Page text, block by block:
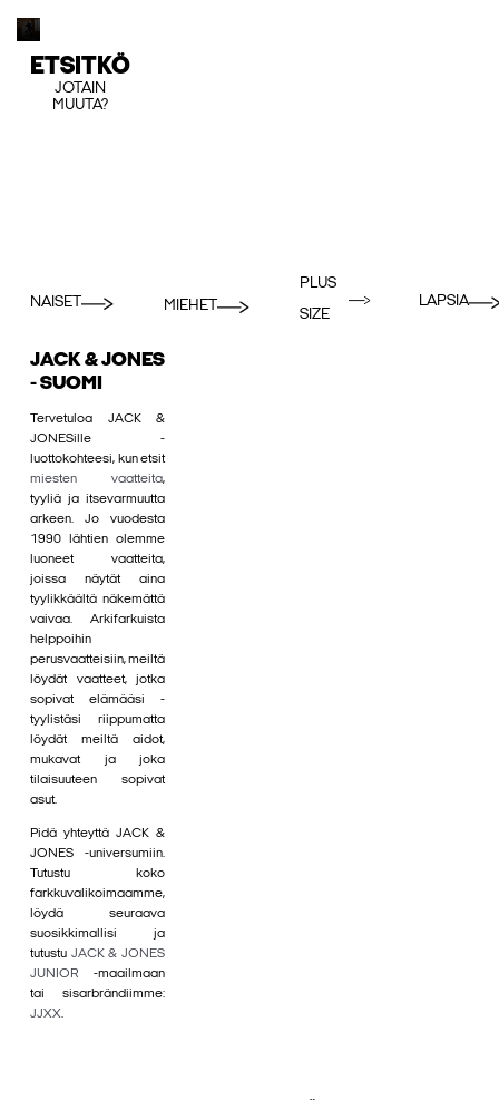
ETSITKÖ
JOTAIN
MUUTA?
NAISET MIEHET
PLUS
SIZE
LAPSIA
JACK & JONES
- SUOMI
Tervetuloa JACK &
JONESille -
luottokohteesi, kun etsit
miesten vaatteita,
tyyliä ja itsevarmuutta
arkeen. Jo vuodesta
1990 lähtien olemme
luoneet vaatteita,
joissa näytät aina
tyylikkäältä näkemättä
vaivaa. Arkifarkuista
helppoihin
perusvaatteisiin, meiltä
löydät vaatteet, jotka
sopivat elämääsi -
tyylistäsi riippumatta
löydät meiltä aidot,
mukavat ja joka
tilaisuuteen sopivat
asut.
Pidä yhteyttä JACK &
JONES -universumiin.
Tutustu koko
farkkuvalikoimaamme,
löydä seuraava
suosikkimallisi ja
tutustu JACK & JONES
JUNIOR -maailmaan
tai sisarbrändiimme:
JJXX.